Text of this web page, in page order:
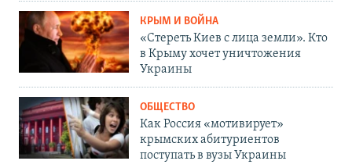
КРЫМ И ВОЙНА
«Стереть Киев с лица земли». Кто
в Крыму хочет уничтожения
Украины
ОБЩЕСТВО
Как Россия «мотивирует»
крымских абитуриентов
поступать в вузы Украины